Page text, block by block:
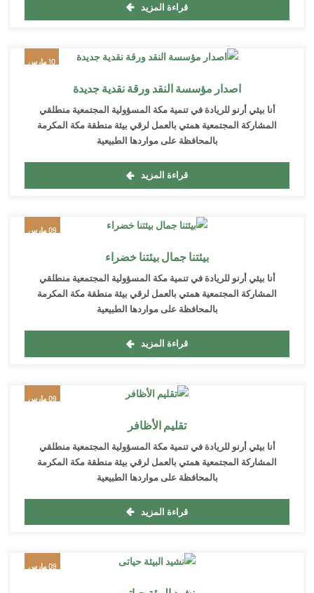
قراءة المزيد
10 مارس
اصدار مؤسسة النقد ورقة نقدية جديدة
أنا بيئي أرنو للريادة في تنمية مكة المسؤولية المجتمعية منطلقي
المشاركة المجتمعية همتي بالعمل لرقي بيئة منطقة مكة المكرمة
بالمحافظة على مواردها الطبيعية
قراءة المزيد
09 مارس
بيئتنا جمال بيئتنا خضراء
أنا بيئي أرنو للريادة في تنمية مكة المسؤولية المجتمعية منطلقي
المشاركة المجتمعية همتي بالعمل لرقي بيئة منطقة مكة المكرمة
بالمحافظة على مواردها الطبيعية
قراءة المزيد
09 مارس
تقليم الأظافر
أنا بيئي أرنو للريادة في تنمية مكة المسؤولية المجتمعية منطلقي
المشاركة المجتمعية همتي بالعمل لرقي بيئة منطقة مكة المكرمة
بالمحافظة على مواردها الطبيعية
قراءة المزيد
09 مارس